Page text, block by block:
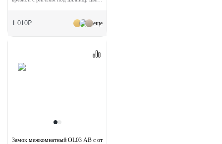
еще
1 010₽
Замок межкомнатный OL03 AB с ответной планкой